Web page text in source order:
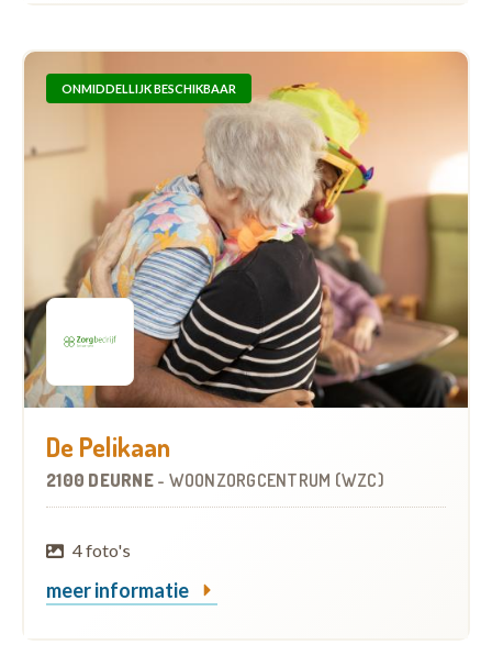
ONMIDDELLIJK BESCHIKBAAR
De Pelikaan
2100 DEURNE - WOONZORGCENTRUM (WZC)
4 foto's
meer informatie